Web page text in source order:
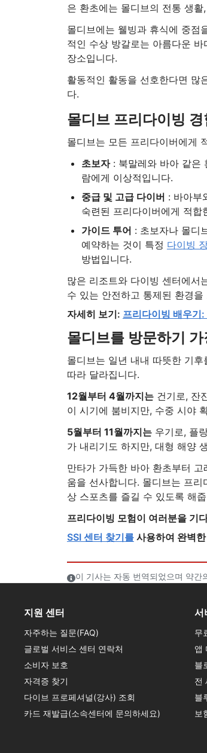
은 환초에는 몰디브의 전통 생
몰디브에는 웰빙과 휴식에 중점
적인 수상 방갈로는 아름다운
장소입니다.
활동적인 활동을 선호한다면 많
다.
몰디브 프리다이빙
몰디브는 모든 프리다이버에게
초보자: 북말레와 바아 같은
람에게 이상적입니다.
중급 및 고급 다이버 : 바아부
숙련된 프리다이버에게 적
가이드 투어 : 초보자나 몰디
예약하는 것이 특정 다이빙
방법입니다.
많은 리조트와 다이빙 센터에서
수 있는 안전하고 통제된 환경을
자세히 보기: 프리다이빙 배우기
몰디브를 방문하기 가
몰디브는 일년 내내 따뜻한 기
따라 달라집니다.
12월부터 4월까지는건기로, 잔
이 시기에 붐비지만, 수중 시야
5월부터 11월까지는우기로, 플
가 내리기도 하지만, 대형 해양
만타가 가득한 바아 환초부터
움을 선사합니다. 몰디브는 프
상 스포츠를 즐길 수 있도록 해
프리다이빙 모험이 여러분을 기
SSI 센터 찾기를사용하여 완벽
이 기사는 자동 번역되었으며 약간
지원 센터
자주하는 질문(FAQ)
글로벌 서비스 센터 연락처
소비자 보호
자격증 찾기
다이브 프로페셔널(강사) 조회
카드 재발급(소속센터에 문의하세요)
서
무
앱
블
전
블
보